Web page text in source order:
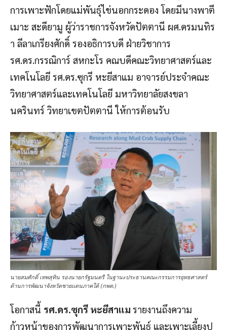
การเพาะฟักโดยแม่พันธุ์ไข่นอกกระดอง โดยมีนางพาตี
เมาะ สะดียามู ผู้ว่าราชการจังหวัดปัตตานี ผศ.ดรมนทิร
า ลีลาเกรียงศักดิ์ รองอธิการบดี ฝ่ายวิชาการ
รศ.ดร.กรรณิการ์ สหกะโร คณบดีคณะวิทยาศาสตร์และ
เทคโนโลยี รศ.ดร.ซุกรี หะยีสาแม อาจารย์ประจำคณะ
วิทยาศาสตร์และเทคโนโลยี มหาวิทยาลัยสงขลา
นครินทร์ วิทยาเขตปัตตานี ให้การต้อนรับ
นายสมศักดิ์ เทพสุทิน รองนายกรัฐมนตรี ในฐานะประธานคณะกรรมการยุทธศาสตร์
ด้านการพัฒนาจังหวัดชายแดนภาคใต้ (กพต.)
โอกาสนี้ รศ.ดร.ซุกรี หะยีสาแม รายงานถึงความ
ก้าวหน้าของการพัฒนาการเพาะพันธุ์ และเพาะเลี้ยงปู